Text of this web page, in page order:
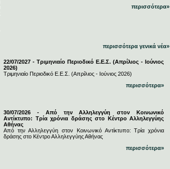
περισσότερα»
περισσότερα γενικά νέα»
22/07/2027 - Τριμηνιαίο Περιοδικό Ε.Ε.Σ. (Απρίλιος - Ιούνιος
2026)
Τριμηνιαίο Περιοδικό Ε.Ε.Σ. (Απρίλιος - Ιούνιος 2026)
περισσότερα»
30/07/2026 - Από την Αλληλεγγύη στον Κοινωνικό
Αντίκτυπο: Τρία χρόνια δράσης στο Κέντρο Αλληλεγγύης
Αθήνας
Από την Αλληλεγγύη στον Κοινωνικό Αντίκτυπο: Τρία χρόνια
δράσης στο Κέντρο Αλληλεγγύης Αθήνας
περισσότερα»